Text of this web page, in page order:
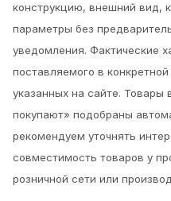
конструкцию, внешний вид,
параметры без
уведомления. Фактические
поставляемого в
указанных на сайте. Товары
покупают» подобраны
рекомендуем уточнять
совместимость товаров у
розничной сети или